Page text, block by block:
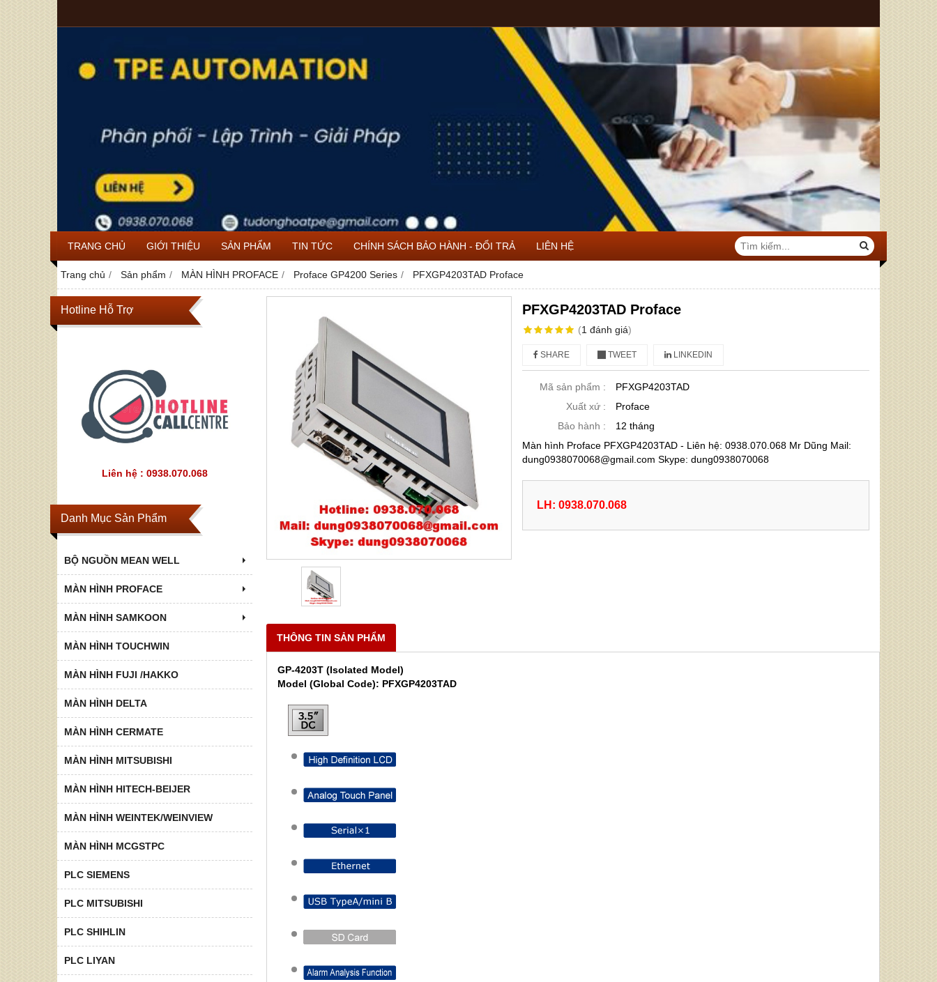
TRANG CHỦ GIỚI THIỆU SẢN PHẨM TIN TỨC CHÍNH SÁCH BẢO HÀNH - ĐỔI TRẢ LIÊN HỆ
Trang chủ Sản phẩm MÀN HÌNH PROFACE Proface GP4200 Series PFXGP4203TAD Proface
Hotline Hỗ Trợ
Liên hệ : 0938.070.068
Danh Mục Sản Phẩm
BỘ NGUỒN MEAN WELL
MÀN HÌNH PROFACE
MÀN HÌNH SAMKOON
MÀN HÌNH TOUCHWIN
MÀN HÌNH FUJI /HAKKO
MÀN HÌNH DELTA
MÀN HÌNH CERMATE
MÀN HÌNH MITSUBISHI
MÀN HÌNH HITECH-BEIJER
MÀN HÌNH WEINTEK/WEINVIEW
MÀN HÌNH MCGSTPC
PLC SIEMENS
PLC MITSUBISHI
PLC SHIHLIN
PLC LIYAN
PFXGP4203TAD Proface
(1 đánh giá)
SHARE TWEET LINKEDIN
Mã sản phẩm :
PFXGP4203TAD
Xuất xứ :
Proface
Bảo hành :
12 tháng
Màn hình Proface PFXGP4203TAD - Liên hệ: 0938.070.068 Mr Dũng Mail:
dung0938070068@gmail.com Skype: dung0938070068
LH: 0938.070.068
THÔNG TIN SẢN PHẨM
GP-4203T (Isolated Model)
Model (Global Code): PFXGP4203TAD